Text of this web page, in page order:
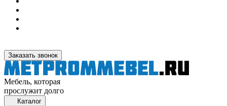
Заказать звонок
Мебель, которая
прослужит долго
Каталог